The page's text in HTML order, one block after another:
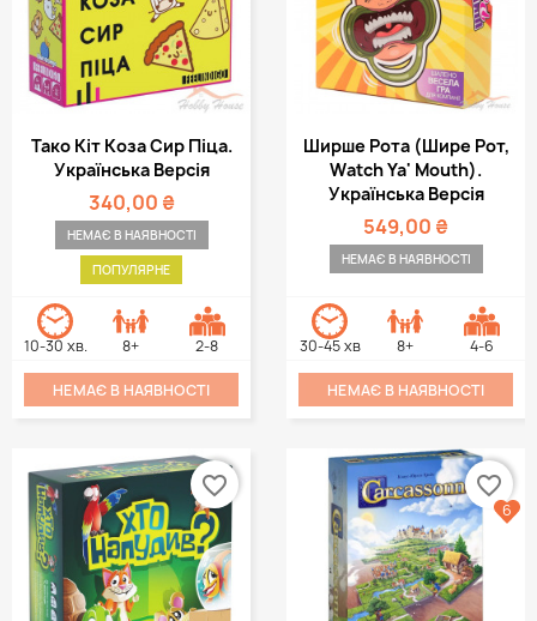
Тако Кіт Коза Сир Піца.
Українська Версія
340,00 ₴
НЕМАЄ В НАЯВНОСТІ
ПОПУЛЯРНЕ
10-30 хв. 8+ 2-8
НЕМАЄ В НАЯВНОСТІ
Ширше Рота (Шире Рот,
Watch Ya' Mouth).
Українська Версія
549,00 ₴
НЕМАЄ В НАЯВНОСТІ
30-45 хв 8+ 4-6
НЕМАЄ В НАЯВНОСТІ
favorite_border favorite_border
6